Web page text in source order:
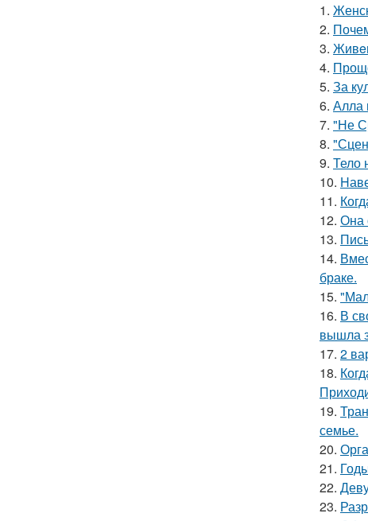
1.
2.
3.
4.
5. За
6. Алла
7. "Не
8.
9. Тело
10.
11.
12. Она
13.
14.
браке.
15.
16. В
вышла
17. 2
18.
19.
семье.
20.
21.
22.
23.